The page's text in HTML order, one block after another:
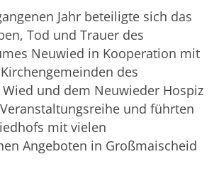
Jahr beteiligte sich das
Tod und Trauer des
Neuwied in Kooperation mit
des
und dem Neuwieder Hospiz
und führten
mit vielen
Angeboten in Großmaischeid